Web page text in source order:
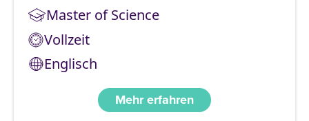
Master of Science
Vollzeit
Englisch
Mehr erfahren